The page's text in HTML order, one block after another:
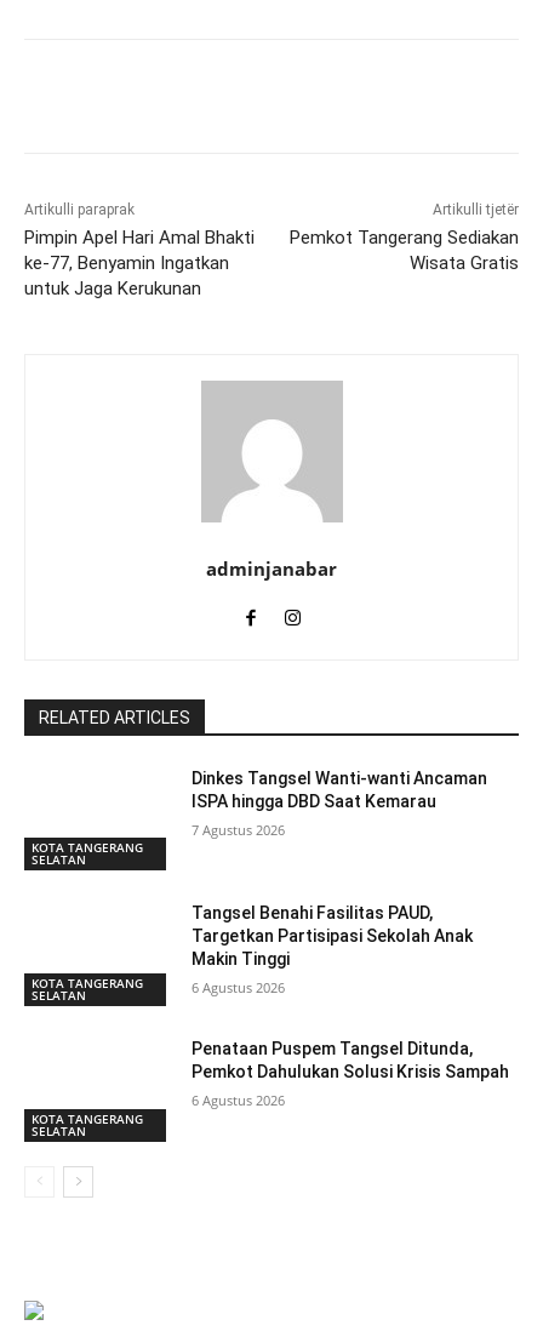
Artikulli paraprak
Pimpin Apel Hari Amal Bhakti
ke-77, Benyamin Ingatkan
untuk Jaga Kerukunan
Artikulli tjetër
Pemkot Tangerang Sediakan
Wisata Gratis
adminjanabar
RELATED ARTICLES
KOTA TANGERANG
SELATAN
Dinkes Tangsel Wanti-wanti Ancaman
ISPA hingga DBD Saat Kemarau
7 Agustus 2026
KOTA TANGERANG
SELATAN
Tangsel Benahi Fasilitas PAUD,
Targetkan Partisipasi Sekolah Anak
Makin Tinggi
6 Agustus 2026
KOTA TANGERANG
SELATAN
Penataan Puspem Tangsel Ditunda,
Pemkot Dahulukan Solusi Krisis Sampah
6 Agustus 2026